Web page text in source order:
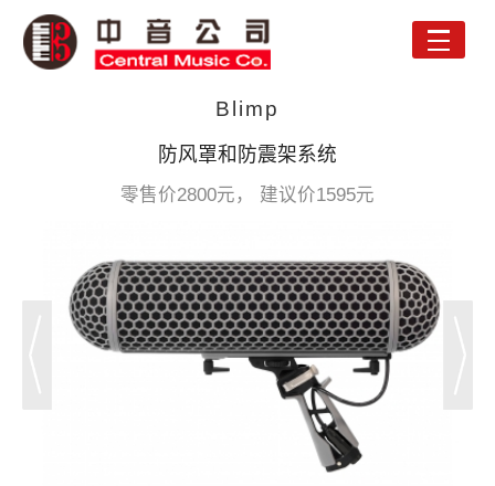
Toggle
Blimp
防风罩和防震架系统
零售价2800元， 建议价1595元